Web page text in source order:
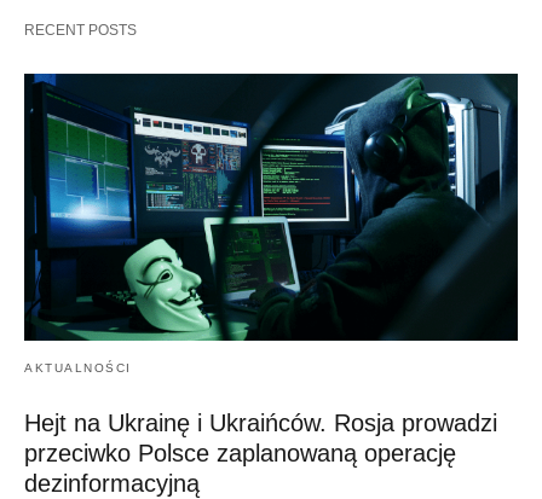
RECENT POSTS
AKTUALNOŚCI
Hejt na Ukrainę i Ukraińców. Rosja prowadzi
przeciwko Polsce zaplanowaną operację
dezinformacyjną